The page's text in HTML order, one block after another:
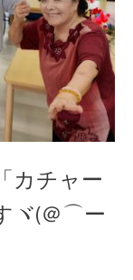
カチャー
ヾ(＠⌒ー